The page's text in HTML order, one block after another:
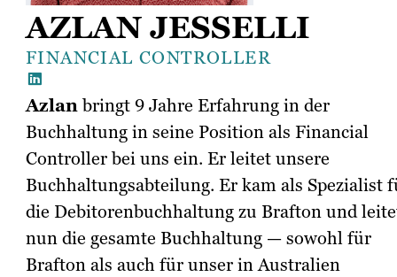
AZLAN JESSELLI
FINANCIAL CONTROLLER
Azlanbringt 9 Jahre Erfahrung in der
Buchhaltung in seine Position als Financial
Controller bei uns ein. Er leitet unsere
Buchhaltungsabteilung. Er kam als Spezialist
die Debitorenbuchhaltung zu Brafton und
nun die gesamte Buchhaltung — sowohl für
Brafton als auch für unser in Australien